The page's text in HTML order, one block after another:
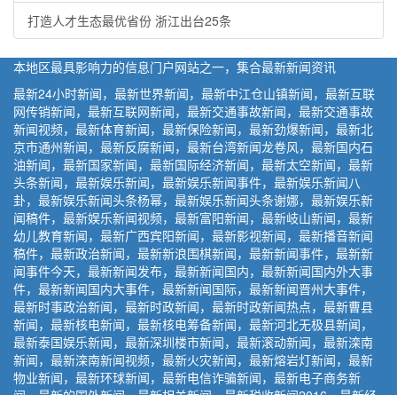
打造人才生态最优省份 浙江出台25条
本地区最具影响力的信息门户网站之一，集合最新新闻资讯
最新24小时新闻，最新世界新闻，最新中江仓山镇新闻，最新互联
网传销新闻，最新互联网新闻，最新交通事故新闻，最新交通事故
新闻视频，最新体育新闻，最新保险新闻，最新劲爆新闻，最新北
京市通州新闻，最新反腐新闻，最新台湾新闻龙卷风，最新国内石
油新闻，最新国家新闻，最新国际经济新闻，最新太空新闻，最新
头条新闻，最新娱乐新闻，最新娱乐新闻事件，最新娱乐新闻八
卦，最新娱乐新闻头条杨幂，最新娱乐新闻头条谢娜，最新娱乐新
闻稿件，最新娱乐新闻视频，最新富阳新闻，最新岐山新闻，最新
幼儿教育新闻，最新广西宾阳新闻，最新影视新闻，最新播音新闻
稿件，最新政治新闻，最新新浪围棋新闻，最新新闻事件，最新新
闻事件今天，最新新闻发布，最新新闻国内，最新新闻国内外大事
件，最新新闻国内大事件，最新新闻国际，最新新闻晋州大事件，
最新时事政治新闻，最新时政新闻，最新时政新闻热点，最新曹县
新闻，最新核电新闻，最新核电筹备新闻，最新河北无极县新闻，
最新泰国娱乐新闻，最新深圳楼市新闻，最新滚动新闻，最新滦南
新闻，最新滦南新闻视频，最新火灾新闻，最新熔岩灯新闻，最新
物业新闻，最新环球新闻，最新电信诈骗新闻，最新电子商务新